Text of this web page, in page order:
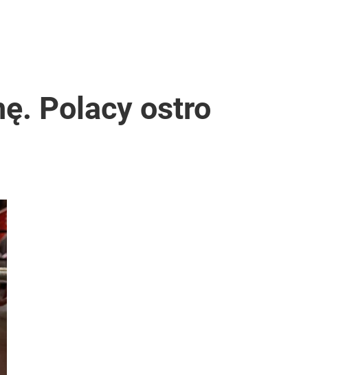
Polacy ostro